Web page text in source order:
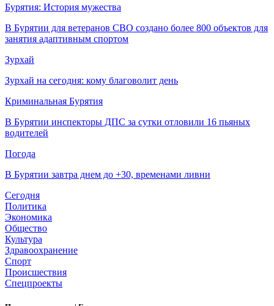
Бурятия: История мужества
В Бурятии для ветеранов СВО создано более 800 объектов для
занятия адаптивным спортом
Зурхай
Зурхай на сегодня: кому благоволит день
Криминальная Бурятия
В Бурятии инспекторы ДПС за сутки отловили 16 пьяных
водителей
Погода
В Бурятии завтра днем до +30, временами ливни
Сегодня
Политика
Экономика
Общество
Культура
Здравоохранение
Спорт
Происшествия
Спецпроекты